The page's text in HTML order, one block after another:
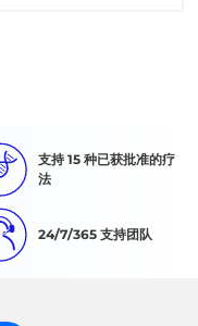
支持 15 种已获批准的疗
法
24/7/365 支持团队